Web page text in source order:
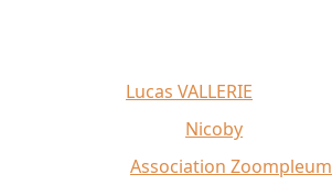
Lucas VALLERIE
Nicoby
Association Zoompleum